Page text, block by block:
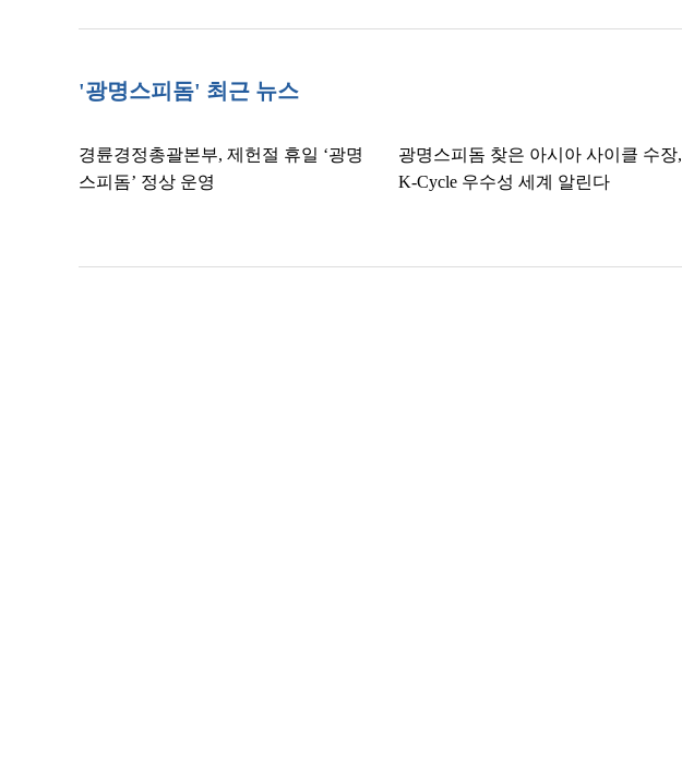
'광명스피돔' 최근 뉴스
경륜경정총괄본부, 제헌절 휴일 ‘광명
스피돔’ 정상 운영
광명스피돔 찾은 아시아 사이클 수장,
K-Cycle 우수성 세계 알린다